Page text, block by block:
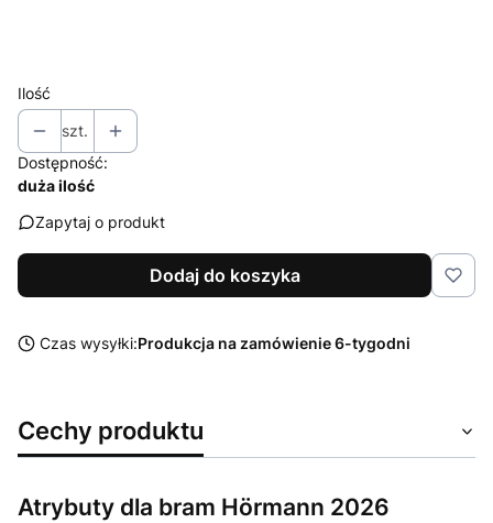
Ilość
szt.
Dostępność:
duża ilość
Zapytaj o produkt
Dodaj do koszyka
Czas wysyłki:Produkcja na zamówienie 6-tygodni
Cechy produktu
Atrybuty dla bram Hörmann 2026